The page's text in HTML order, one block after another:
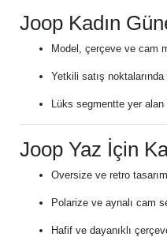
Joop Kadın
Model, çerçeve ve cam
Yetkili satış
Lüks segmentte yer
Joop Yaz İçin
Oversize ve retro
Polarize ve aynalı cam
Hafif ve dayanıklı